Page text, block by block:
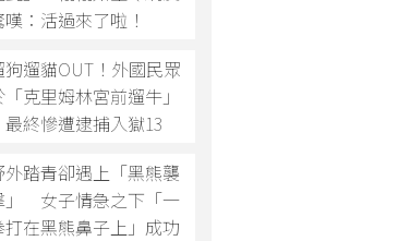
嘆：活過來了啦！
狗遛貓OUT！外國民眾
克里姆林宮前遛牛」
最終慘遭逮捕入獄13
外踏青卻遇上「黑熊襲
」 女子情急之下「一
打在黑熊鼻子上」成功